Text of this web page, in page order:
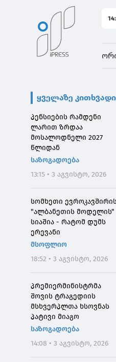
ყველაზე კითხვადი
პენსიების რამდენი
ლარით ზრდაა
მოსალოდნელი 2027
წლიდან
საზოგადოება
13:15 • 3 აგვისტო, 2026
სომხეთი
"ალბანეთის მოდელის"
სიაშია - რატომ დუმს
ერევანი
მსოფლიო
18:52 • 3 აგვისტო, 2026
პრემიერმინისტრმა
შოვის ტრაგედიის
მსხვერპლთა ხსოვნას
პატივი მიაგო
საზოგადოება
14:08 • 3 აგვისტო, 2026